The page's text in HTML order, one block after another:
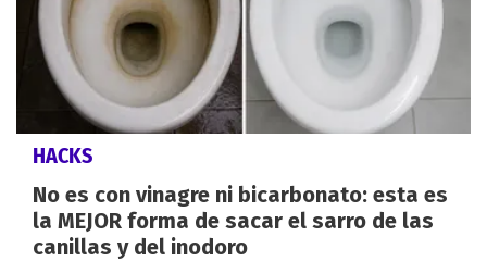
HACKS
No es con vinagre ni bicarbonato: esta es
la MEJOR forma de sacar el sarro de las
canillas y del inodoro